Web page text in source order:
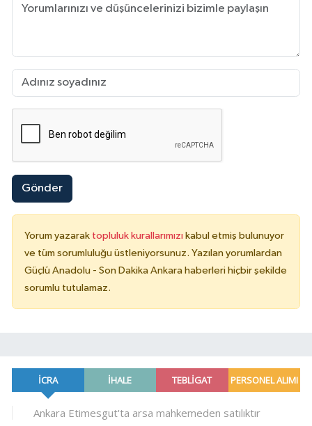
Gönder
Yorum yazarak topluluk kurallarımızı kabul etmiş bulunuyor
ve tüm sorumluluğu üstleniyorsunuz. Yazılan yorumlardan
Güçlü Anadolu - Son Dakika Ankara haberleri hiçbir şekilde
sorumlu tutulamaz.